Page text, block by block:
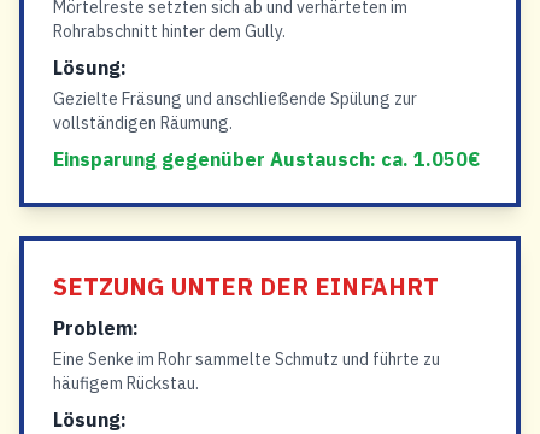
Mörtelreste setzten sich ab und verhärteten im
Rohrabschnitt hinter dem Gully.
Lösung:
Gezielte Fräsung und anschließende Spülung zur
vollständigen Räumung.
Einsparung gegenüber Austausch: ca. 1.050€
SETZUNG UNTER DER EINFAHRT
Problem:
Eine Senke im Rohr sammelte Schmutz und führte zu
häufigem Rückstau.
Lösung: